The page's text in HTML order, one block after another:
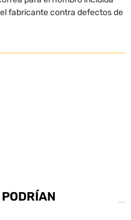
fabricante contra defectos de